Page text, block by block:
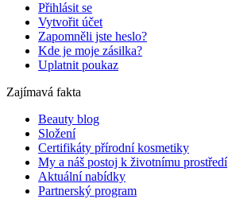
Přihlásit se
Vytvořit účet
Zapomněli jste heslo?
Kde je moje zásilka?
Uplatnit poukaz
Zajímavá fakta
Beauty blog
Složení
Certifikáty přírodní kosmetiky
My a náš postoj k životnímu prostředí
Aktuální nabídky
Partnerský program